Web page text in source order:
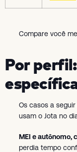
Compare você
Por
Os casos a
usam o Jota no
MEI e autônomo,
perdia tempo